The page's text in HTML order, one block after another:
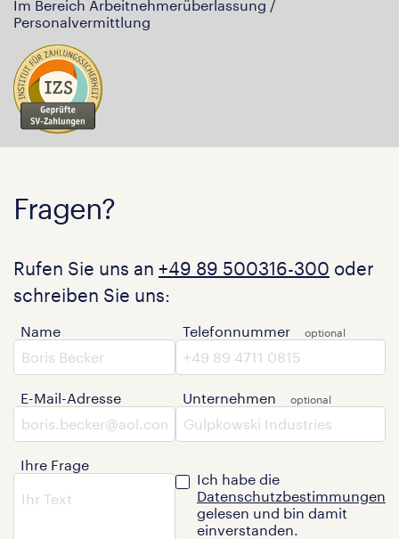
Im Bereich Arbeitnehmerüberlassung /
Personalvermittlung
Fragen?
Rufen Sie uns an +49 89 500316-300 oder
schreiben Sie uns:
Name
E-Mail-Adresse
Ihre Frage
Telefonnummer
Unternehmen
Ich habe die
Datenschutzbestimmungen
gelesen und bin damit
einverstanden.